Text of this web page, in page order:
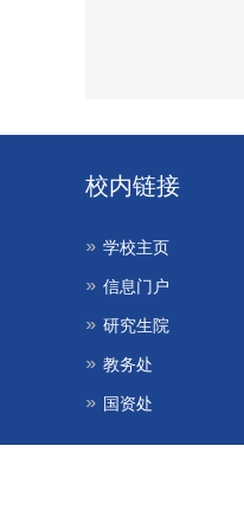
校内链接
学校主页
信息门户
研究生院
教务处
国资处